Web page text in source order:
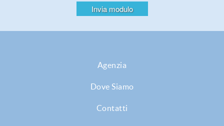
Agenzia
Dove Siamo
Contatti